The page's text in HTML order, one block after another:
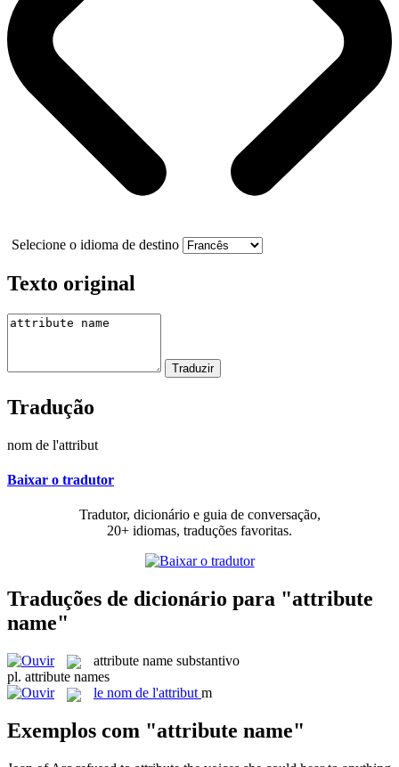
Selecione o idioma de destino
Texto original
Tradução
nom de l'attribut
Baixar o tradutor
Tradutor, dicionário e guia de conversação,
20+ idiomas, traduções favoritas.
Traduções de dicionário para "attribute
name"
attribute name substantivo
pl. attribute names
le nom de l'attribut m
Exemplos com "attribute name"